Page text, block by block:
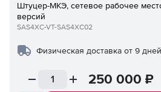
Штуцер-МКЭ, сетевое рабочее
версий
SAS4XC-VT-SAS4XC02
Физическая доставка от 9 дней
250 000 ₽